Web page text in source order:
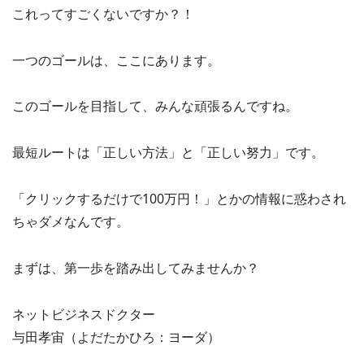
これってすごくないですか？！
一つのゴールは、ここにあります。
このゴールを目指して、みんな頑張るんですね。
最短ルートは「正しい方法」と「正しい努力」です。
「クリックするだけで100万円！」とかの情報に惑わされ
ちゃダメなんです。
まずは、第一歩を踏み出してみませんか？
ネットビジネスドクター
与田孝宙（よだたかひろ：ヨーダ）